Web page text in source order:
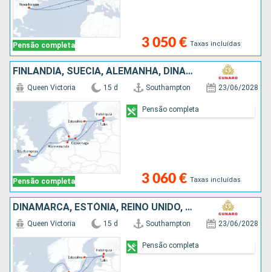
Pensão completa 3 050 € Taxas incluídas
FINLÂNDIA, SUÉCIA, ALEMANHA, DINAMARCA, REINO UNIDO, ESTÓNIA
Pensão completa
Queen Victoria 15 d Southampton 23/06/2028
3 060 € Taxas incluídas
Pensão completa
DINAMARCA, ESTÓNIA, REINO UNIDO, FINLÂNDIA, SUÉCIA, ALEMANHA
Queen Victoria 15 d Southampton 23/06/2028
Pensão completa